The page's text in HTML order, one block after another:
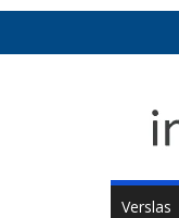
Verslas